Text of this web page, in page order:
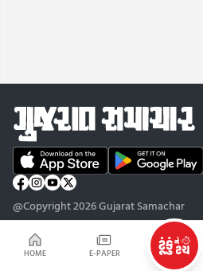
HOME E-PAPER
@Copyright 2026 Gujarat Samachar